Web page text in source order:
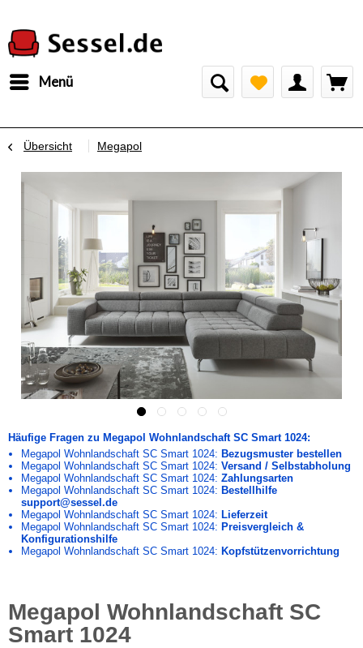
Menü
Übersicht Megapol
Häufige Fragen zu Megapol Wohnlandschaft SC Smart 1024:
Megapol Wohnlandschaft SC Smart 1024: Bezugsmuster bestellen
Megapol Wohnlandschaft SC Smart 1024: Versand / Selbstabholung
Megapol Wohnlandschaft SC Smart 1024: Zahlungsarten
Megapol Wohnlandschaft SC Smart 1024: Bestellhilfe
support@sessel.de
Megapol Wohnlandschaft SC Smart 1024: Lieferzeit
Megapol Wohnlandschaft SC Smart 1024: Preisvergleich &
Konfigurationshilfe
Megapol Wohnlandschaft SC Smart 1024: Kopfstützenvorrichtung
Megapol Wohnlandschaft SC
Smart 1024